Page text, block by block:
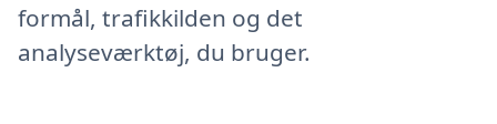
formål, trafikkilden og det
analyseværktøj, du bruger.